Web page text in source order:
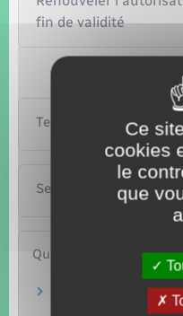
fin de validité
Textes de référence
Services en ligne et
Questions ? Réponses !
Comment faire
Ce
cookies
le
que